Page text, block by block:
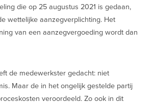
die op 25 augustus 2021 is gedaan,
wettelijke aanzegverplichting. Het
van een aanzegvergoeding wordt dan
de medewerkster gedacht: niet
Maar de in het ongelijk gestelde partij
veroordeeld. Zo ook in dit